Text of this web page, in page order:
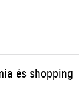
és shopping